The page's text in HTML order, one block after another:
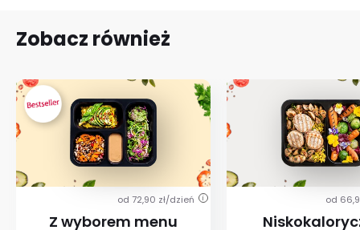
Zobacz również
od 72,90 zł/dzień i
Z wyborem menu
od